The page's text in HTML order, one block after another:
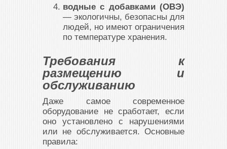
водные с добавками (ОВЭ)
— экологичны, безопасны для
людей, но имеют ограничения
по температуре хранения.
Требования к
размещению и
обслуживанию
Даже самое современное
оборудование не сработает, если
оно установлено с нарушениями
или не обслуживается. Основные
правила: